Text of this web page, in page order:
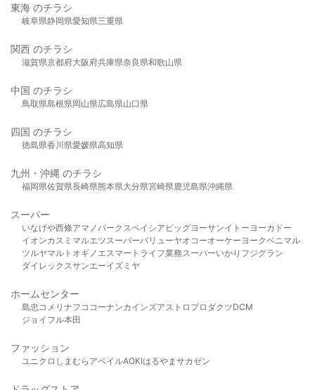
東海 のチラシ
岐阜県静岡県愛知県三重県
関西 のチラシ
滋賀県京都府大阪府兵庫県奈良県和歌山県
中国 のチラシ
鳥取県島根県岡山県広島県山口県
四国 のチラシ
徳島県香川県愛媛県高知県
九州・沖縄 のチラシ
福岡県佐賀県長崎県熊本県大分県宮崎県鹿児島県沖縄県
スーパー
いなげや西條アマノパークスベイシア ビッグヨーサンイトーヨーカドー
イオンカスミ マルエツスーパーバリューヤオコーオーケー ヨークベニマル
ツルヤマルト オギノ エスマート ライフ業務スーパーいかり フジグラン
ダイレックスサンエーイズミヤ
ホームセンター
島忠 コメリ ナフコ コーナンカインズアストロプロダクツDCM
ジョイフル本田
ファッション
ユニクロ しまむら アベイルAOKIはるやま サカゼン